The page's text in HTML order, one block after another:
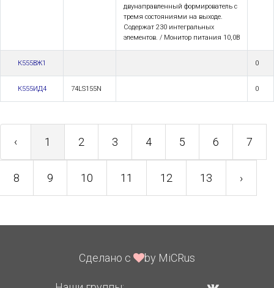
двунаправленный формирователь с
тремя состояниями на выходе.
Содержат 230 интегральных
элементов. / Монитор питания 10,0В
К555ВЖ1 0
К555ИД4 74LS155N 0
‹ 1 2 3 4 5 6 7
8 9 10 11 12 13 ›
Сделано с by MiCRus